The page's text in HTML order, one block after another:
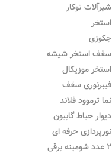
شیرآلات توکار
استخر
جکوزی
سقف استخر شیشه
استخر موزیکال
فیبرنوری سقف
نما ترموود فلاند
دیوار حیاط گابیون
نورپردازی حرفه ای
۲ عدد شومینه برقی